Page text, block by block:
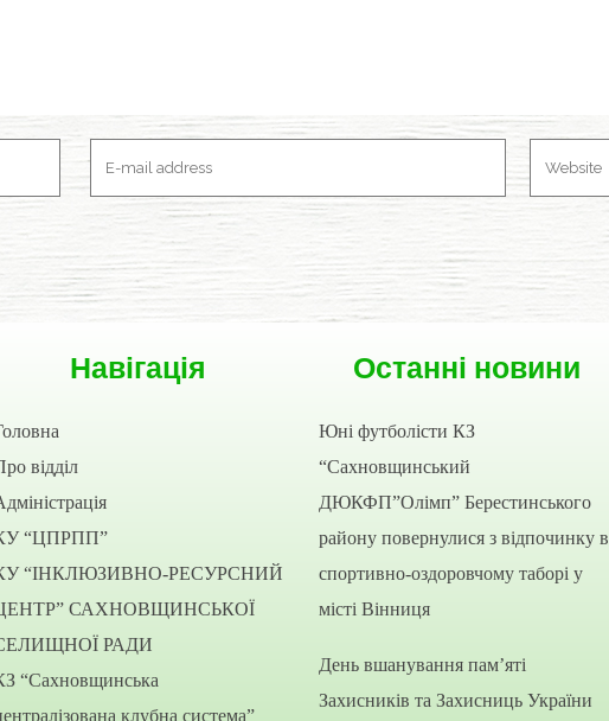
Навігація
відділ
“ЦПРПП”
“ІНКЛЮЗИВНО-РЕСУРСНИЙ
САХНОВЩИНСЬКОЇ
РАДИ
“Сахновщинська
клубна система”
Останні новини
Юні футболісти КЗ
“Сахновщинський
ДЮКФП”Олімп” Берестинського
району повернулися з відпочинку в
спортивно-оздоровчому таборі у
місті Вінниця
День вшанування пам’яті
Захисників та Захисниць України